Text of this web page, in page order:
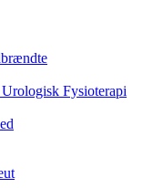
Fysioterapi